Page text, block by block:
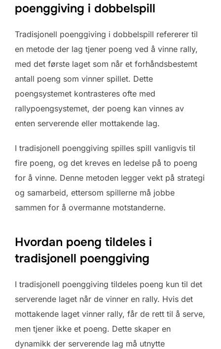
poenggiving i dobbelspill
Tradisjonell poenggiving i dobbelspill refererer til
en metode der lag tjener poeng ved å vinne rally,
med det første laget som når et forhåndsbestemt
antall poeng som vinner spillet. Dette
poengsystemet kontrasteres ofte med
rallypoengsystemet, der poeng kan vinnes av
enten serverende eller mottakende lag.
I tradisjonell poenggiving spilles spill vanligvis til
fire poeng, og det kreves en ledelse på to poeng
for å vinne. Denne metoden legger vekt på strategi
og samarbeid, ettersom spillerne må jobbe
sammen for å overmanne motstanderne.
Hvordan poeng tildeles i
tradisjonell poenggiving
I tradisjonell poenggiving tildeles poeng kun til det
serverende laget når de vinner en rally. Hvis det
mottakende laget vinner rally, får de rett til å serve,
men tjener ikke et poeng. Dette skaper en
dynamikk der serverende lag må utnytte